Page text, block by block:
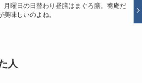
月曜日の日替わり昼膳はまぐろ膳。蕎庵だ
味しいのよね。
人